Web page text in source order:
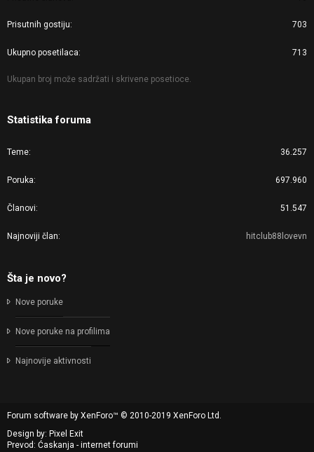
Prisutnih gostiju 703
Ukupno posetilaca 713
Ukupan broj može sadržati i skrivene posetioce.
Statistika foruma
Teme 36.257
Poruka 697.960
Članovi 51.547
Najnoviji član hitclub88lovevn
Šta je novo?
Nove poruke
Nove poruke na profilima
Najnovije aktivnosti
Forum software by XenForo™ © 2010-2019 XenForo Ltd.
Design by: Pixel Exit
Prevod: Ćaskanja - internet forumi